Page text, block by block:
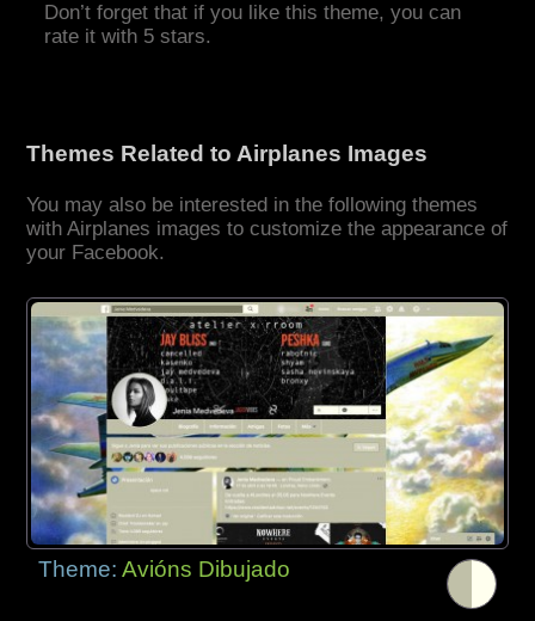
Don’t forget that if you like this theme, you can
rate it with 5 stars.
Themes Related to Airplanes Images
You may also be interested in the following themes
with Airplanes images to customize the appearance of
your Facebook.
Theme:Avións Dibujado